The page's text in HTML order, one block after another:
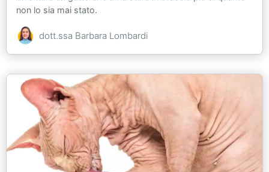
non lo sia mai stato.
dott.ssa Barbara Lombardi